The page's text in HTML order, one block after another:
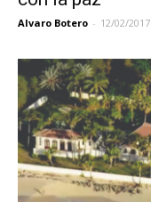
Alvaro Botero - 12/02/2017